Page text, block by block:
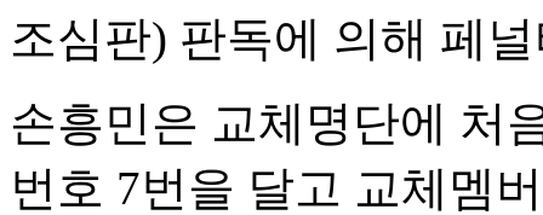
조심판) 판독에 의해 페
손흥민은 교체명단에 처
번호 7번을 달고 교체멤